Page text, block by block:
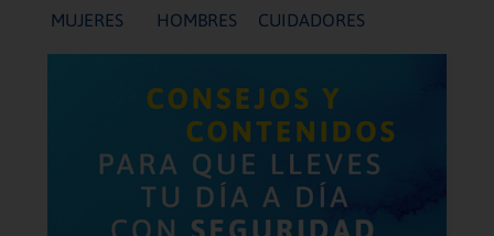
MUJERES HOMBRES CUIDADORES